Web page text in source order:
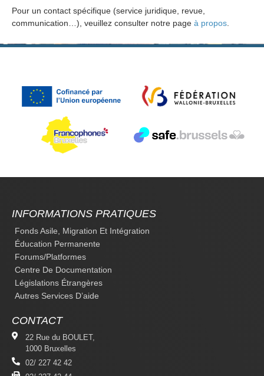
Pour un contact spécifique (service juridique, revue,
communication…), veuillez consulter notre page à propos
INFORMATIONS PRATIQUES
Fonds Asile, Migration Et Intégration
Éducation Permanente
Forums/platformes
Centre De Documentation
Législations Étrangères
Autres Services D’aide
CONTACT
22 Rue du BOULET,
1000 Bruxelles
02/ 227 42 42